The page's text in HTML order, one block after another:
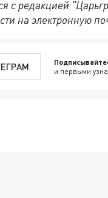
с редакцией
на электронную
и первыми